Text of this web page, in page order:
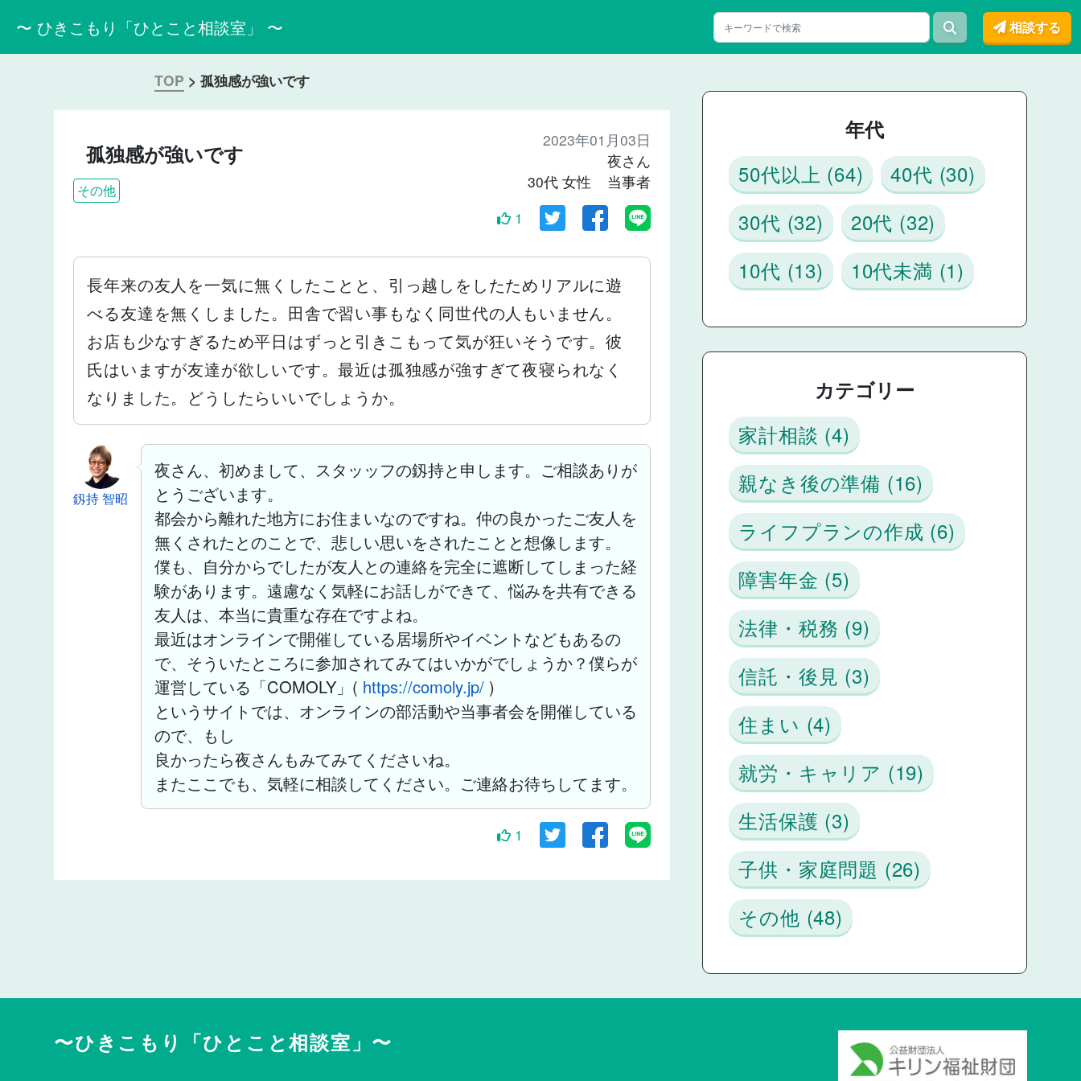
〜 ひきこもり「ひとこと相談室」 〜 相談する
TOP > 孤独感が強いです
年代
50代以上 (64)
40代 (30)
30代 (32)
20代 (32)
10代 (13)
10代未満 (1)
カテゴリー
家計相談 (4)
親なき後の準備 (16)
ライフプランの作成 (6)
障害年金 (5)
法律・税務 (9)
信託・後見 (3)
住まい (4)
就労・キャリア (19)
生活保護 (3)
子供・家庭問題 (26)
その他 (48)
孤独感が強いです
その他
2023年01月03日
夜さん
30代 女性 当事者
1
長年来の友人を一気に無くしたことと、引っ越しをしたためリアルに遊
べる友達を無くしました。田舎で習い事もなく同世代の人もいません。
お店も少なすぎるため平日はずっと引きこもって気が狂いそうです。彼
氏はいますが友達が欲しいです。最近は孤独感が強すぎて夜寝られなく
なりました。どうしたらいいでしょうか。
釼持 智昭
夜さん、初めまして、スタッッフの釼持と申します。ご相談ありが
とうございます。
都会から離れた地方にお住まいなのですね。仲の良かったご友人を
無くされたとのことで、悲しい思いをされたことと想像します。
僕も、自分からでしたが友人との連絡を完全に遮断してしまった経
験があります。遠慮なく気軽にお話しができて、悩みを共有できる
友人は、本当に貴重な存在ですよね。
最近はオンラインで開催している居場所やイベントなどもあるの
で、そういたところに参加されてみてはいかがでしょうか？僕らが
運営している「COMOLY」( https://comoly.jp/ )
というサイトでは、オンラインの部活動や当事者会を開催している
ので、もし
良かったら夜さんもみてみてくださいね。
またここでも、気軽に相談してください。ご連絡お待ちしてます。
1
〜ひきこもり「ひとこと相談室」〜